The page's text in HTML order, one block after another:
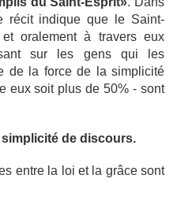
récit indique que le Saint-
et oralement à travers eux
sur les gens qui les
de la force de la simplicité
eux soit plus de 50% - sont
de discours.
entre la loi et la grâce sont